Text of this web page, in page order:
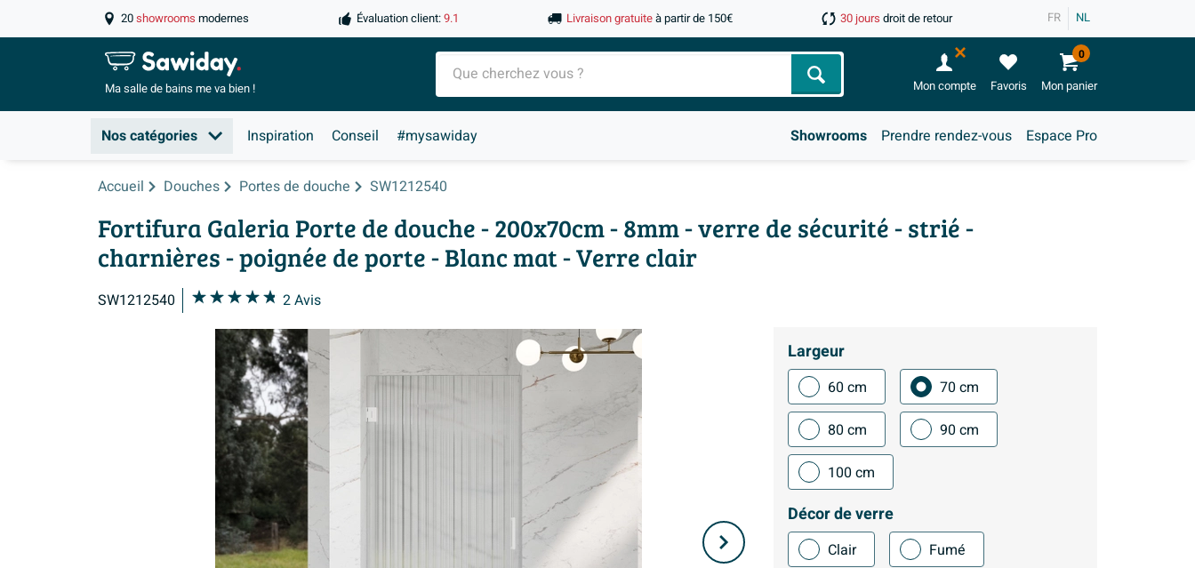
20showrooms modernes Évaluation client:9.1 Livraison gratuiteà partir de 150€ 30 jours droit de retour FR NL
Ma salle debains me va bien ! Chercher Mon compte Favoris Mon panier
0
Nos catégories Inspiration Conseil #mysawiday Showrooms Prendre rendez-vous Espace Pro
Accueil Douches Portes de douche SW1212540
Fortifura Galeria Porte de douche - 200x70cm - 8mm - verre de sécurité - strié -
charnières - poignée de porte - Blanc mat - Verre clair
SW1212540 2Avis
Largeur
60 cm
70 cm
80 cm
90 cm
100 cm
Décor de verre
Clair
Fumé